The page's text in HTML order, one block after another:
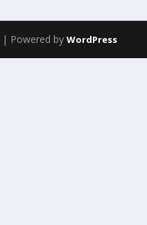
| Powered by WordPress